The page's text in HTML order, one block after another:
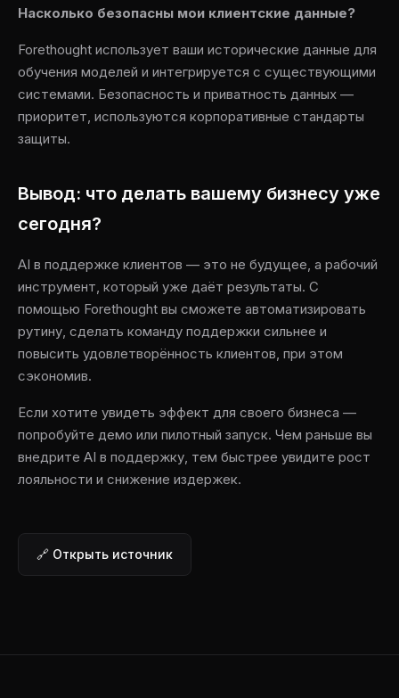
Насколько безопасны мои клиентские данные?
Forethought использует ваши исторические данные для
обучения моделей и интегрируется с существующими
системами. Безопасность и приватность данных —
приоритет, используются корпоративные стандарты
защиты.
Вывод: что делать вашему бизнесу уже
сегодня?
AI в поддержке клиентов — это не будущее, а рабочий
инструмент, который уже даёт результаты. С
помощью Forethought вы сможете автоматизировать
рутину, сделать команду поддержки сильнее и
повысить удовлетворённость клиентов, при этом
сэкономив.
Если хотите увидеть эффект для своего бизнеса —
попробуйте демо или пилотный запуск. Чем раньше вы
внедрите AI в поддержку, тем быстрее увидите рост
лояльности и снижение издержек.
🔗 Открыть источник